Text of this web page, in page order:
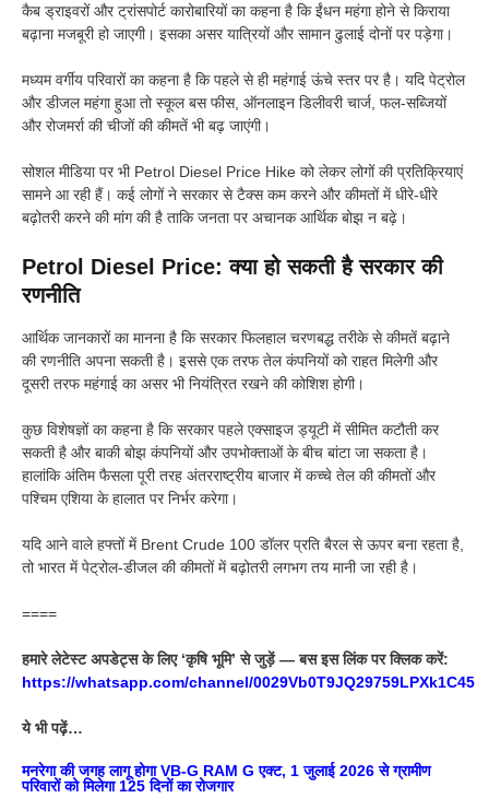
कैब ड्राइवरों और ट्रांसपोर्ट कारोबारियों का कहना है कि ईंधन महंगा होने से किराया
बढ़ाना मजबूरी हो जाएगी। इसका असर यात्रियों और सामान ढुलाई दोनों पर पड़ेगा।
मध्यम वर्गीय परिवारों का कहना है कि पहले से ही महंगाई ऊंचे स्तर पर है। यदि पेट्रोल
और डीजल महंगा हुआ तो स्कूल बस फीस, ऑनलाइन डिलीवरी चार्ज, फल-सब्जियों
और रोजमर्रा की चीजों की कीमतें भी बढ़ जाएंगी।
सोशल मीडिया पर भी Petrol Diesel Price Hike को लेकर लोगों की प्रतिक्रियाएं
सामने आ रही हैं। कई लोगों ने सरकार से टैक्स कम करने और कीमतों में धीरे-धीरे
बढ़ोतरी करने की मांग की है ताकि जनता पर अचानक आर्थिक बोझ न बढ़े।
Petrol Diesel Price: क्या हो सकती है सरकार की
रणनीति
आर्थिक जानकारों का मानना है कि सरकार फिलहाल चरणबद्ध तरीके से कीमतें बढ़ाने
की रणनीति अपना सकती है। इससे एक तरफ तेल कंपनियों को राहत मिलेगी और
दूसरी तरफ महंगाई का असर भी नियंत्रित रखने की कोशिश होगी।
कुछ विशेषज्ञों का कहना है कि सरकार पहले एक्साइज ड्यूटी में सीमित कटौती कर
सकती है और बाकी बोझ कंपनियों और उपभोक्ताओं के बीच बांटा जा सकता है।
हालांकि अंतिम फैसला पूरी तरह अंतरराष्ट्रीय बाजार में कच्चे तेल की कीमतों और
पश्चिम एशिया के हालात पर निर्भर करेगा।
यदि आने वाले हफ्तों में Brent Crude 100 डॉलर प्रति बैरल से ऊपर बना रहता है,
तो भारत में पेट्रोल-डीजल की कीमतों में बढ़ोतरी लगभग तय मानी जा रही है।
====
हमारे लेटेस्ट अपडेट्स के लिए ‘कृषि भूमि’ से जुड़ें — बस इस लिंक पर क्लिक करें:
https://whatsapp.com/channel/0029Vb0T9JQ29759LPXk1C45
ये भी पढ़ें…
मनरेगा की जगह लागू होगा VB-G RAM G एक्ट, 1 जुलाई 2026 से ग्रामीण
परिवारों को मिलेगा 125 दिनों का रोजगार